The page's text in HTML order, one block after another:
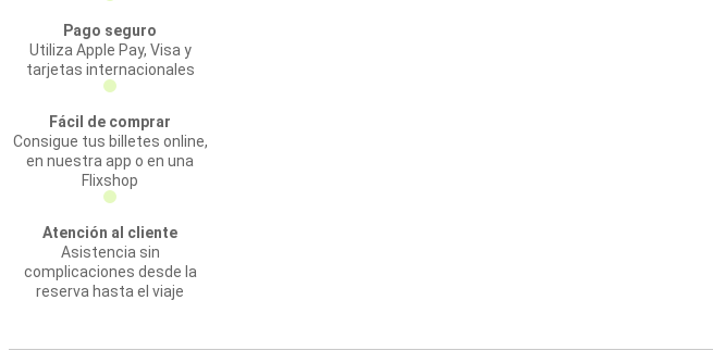
Pago seguro
Utiliza Apple Pay, Visa y
tarjetas internacionales
Fácil de comprar
Consigue tus billetes online,
en nuestra app o en una
Flixshop
Atención al cliente
Asistencia sin
complicaciones desde la
reserva hasta el viaje